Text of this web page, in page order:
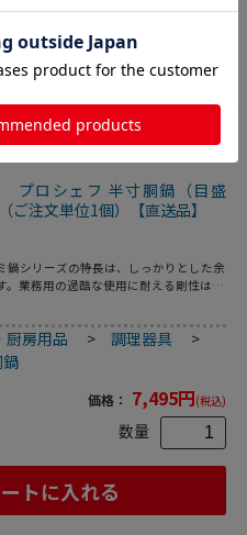
トに入れる
ロシェフ 半寸胴鍋（目盛
ご注文単位1個）【直送品】
シリーズの特長は、しっかりとした余
。業務用の過酷な使用に耐える剛性はも
ムラなく伝わるので、コゲつきにくく、
用のエントリーモデルです。●アルミは
で（ステンレスの約13倍）、鍋全体
れます。内部の温度差が少なく、スープ
。板厚が厚いほど熱が分散してコゲつき
重量：1．7kg●容量：7．8L
厨房用品 >調理器具
>
価格： 7,495円(税込)
数量
トに入れる